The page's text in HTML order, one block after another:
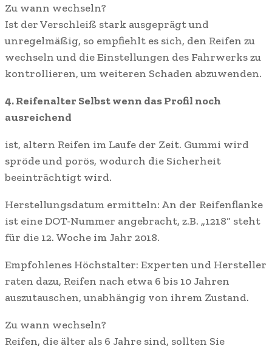
Zu wann wechseln?
Ist der Verschleiß stark ausgeprägt und
unregelmäßig, so empfiehlt es sich, den Reifen zu
wechseln und die Einstellungen des Fahrwerks zu
kontrollieren, um weiteren Schaden abzuwenden.
4. Reifenalter Selbst wenn das Profil noch
ausreichend
ist, altern Reifen im Laufe der Zeit. Gummi wird
spröde und porös, wodurch die Sicherheit
beeinträchtigt wird.
Herstellungsdatum ermitteln: An der Reifenflanke
ist eine DOT-Nummer angebracht, z.B. „1218“ steht
für die 12. Woche im Jahr 2018.
Empfohlenes Höchstalter: Experten und Hersteller
raten dazu, Reifen nach etwa 6 bis 10 Jahren
auszutauschen, unabhängig von ihrem Zustand.
Zu wann wechseln?
Reifen, die älter als 6 Jahre sind, sollten Sie